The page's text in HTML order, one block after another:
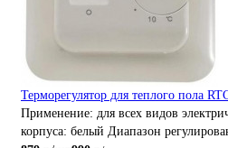
Терморегулятор для теплого пола
Применение: для всех видов
корпуса: белый Диапазон